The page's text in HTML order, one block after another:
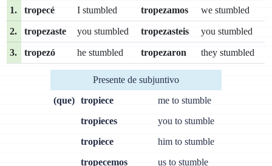
1. tropecé I stumbled tropezamos we stumbled
2. tropezaste you stumbled tropezasteis you stumbled
3. tropezó he stumbled tropezaron they stumbled
Presente de subjuntivo
(que) tropiece
me to stumble
tropieces
you to stumble
tropiece
him to stumble
tropecemos
us to stumble